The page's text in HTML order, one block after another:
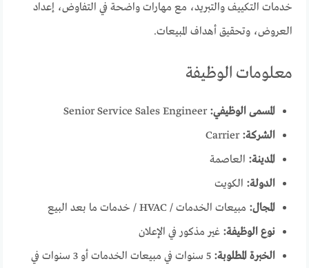
خدمات التكييف والتبريد، مع مهارات واضحة في التفاوض، إعداد
العروض، وتحقيق أهداف المبيعات.
معلومات الوظيفة
المسمى الوظيفي: Senior Service Sales Engineer
الشركة: Carrier
المدينة: العاصمة
الدولة: الكويت
المجال: مبيعات الخدمات / HVAC / خدمات ما بعد البيع
نوع الوظيفة: غير مذكور في الإعلان
الخبرة المطلوبة:
5 سنوات في مبيعات الخدمات أو 3 سنوات في